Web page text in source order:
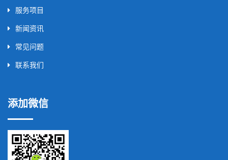
服务项目
新闻资讯
常见问题
联系我们
添加微信